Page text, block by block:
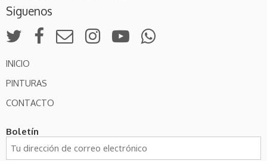
Siguenos
INICIO
PINTURAS
CONTACTO
Boletín